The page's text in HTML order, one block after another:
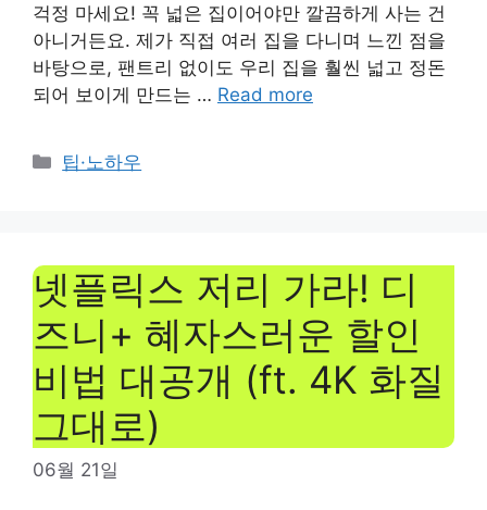
걱정 마세요! 꼭 넓은 집이어야만 깔끔하게 사는 건
아니거든요. 제가 직접 여러 집을 다니며 느낀 점을
바탕으로, 팬트리 없이도 우리 집을 훨씬 넓고 정돈
되어 보이게 만드는 … Read more
Categories
팁·노하우
넷플릭스 저리 가라! 디
즈니+ 혜자스러운 할인
비법 대공개 (ft. 4K 화질
그대로)
06월 21일